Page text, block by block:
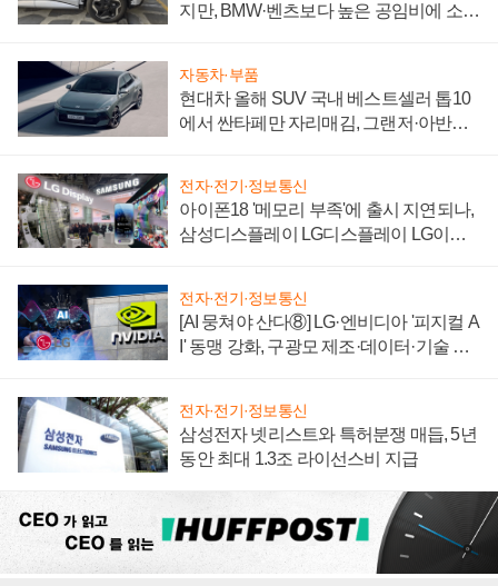
지만, BMW·벤츠보다 높은 공임비에 소비
자동차·부품
현대차 올해 SUV 국내 베스트셀러 톱10
에서 싼타페만 자리매김, 그랜저·아반떼
전자·전기·정보통신
아이폰18 '메모리 부족'에 출시 지연되나,
삼성디스플레이 LG디스플레이 LG이노
전자·전기·정보통신
[AI 뭉쳐야 산다⑧] LG·엔비디아 '피지컬 A
I' 동맹 강화, 구광모 제조·데이터·기술 결
전자·전기·정보통신
삼성전자 넷리스트와 특허분쟁 매듭, 5년
동안 최대 1.3조 라이선스비 지급